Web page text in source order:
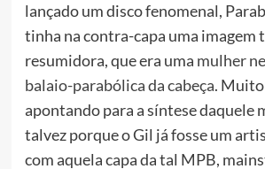
lançado um disco fenomenal,
tinha na contra-capa uma imagem
resumidora, que era uma mulher
balaio-parabólica da cabeça.
apontando para a síntese daquele
talvez porque o Gil já fosse um
com aquela capa da tal MPB,